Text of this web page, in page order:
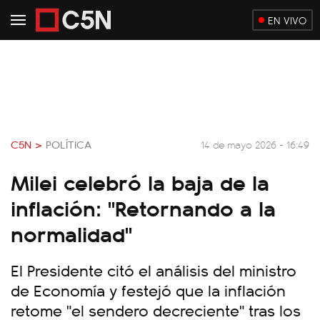
EN VIVO
C5N > POLÍTICA 14 de mayo 2026 - 16:49
Milei celebró la baja de la
inflación: "Retornando a la
normalidad"
El Presidente citó el análisis del ministro
de Economía y festejó que la inflación
retome "el sendero decreciente" tras los